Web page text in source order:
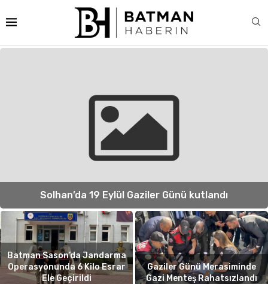
Solhan’da 19 Eylül Gaziler Günü kutlandı
Batman Sason’da Jandarma
Operasyonunda 6 Kilo Esrar
Ele Geçirildi
Gaziler Günü Merasiminde
Gazi Menteş Rahatsızlandı